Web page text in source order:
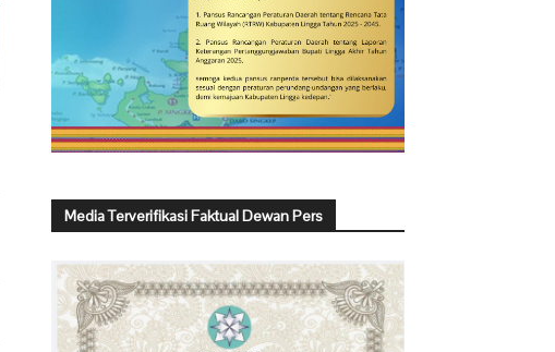
Media Terverifikasi Faktual Dewan Pers